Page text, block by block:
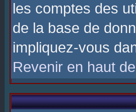
les comptes des
de la base de
impliquez-vous
Revenir en haut